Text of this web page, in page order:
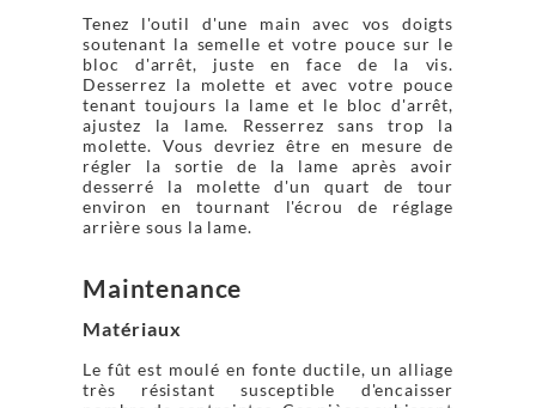
Tenez l'outil d'une main avec vos doigts
soutenant la semelle et votre pouce sur le
bloc d'arrêt, juste en face de la vis.
Desserrez la molette et avec votre pouce
tenant toujours la lame et le bloc d'arrêt,
ajustez la lame. Resserrez sans trop la
molette. Vous devriez être en mesure de
régler la sortie de la lame après avoir
desserré la molette d'un quart de tour
environ en tournant l'écrou de réglage
arrière sous la lame.
Maintenance
Matériaux
Le fût est moulé en fonte ductile, un alliage
très résistant susceptible d'encaisser